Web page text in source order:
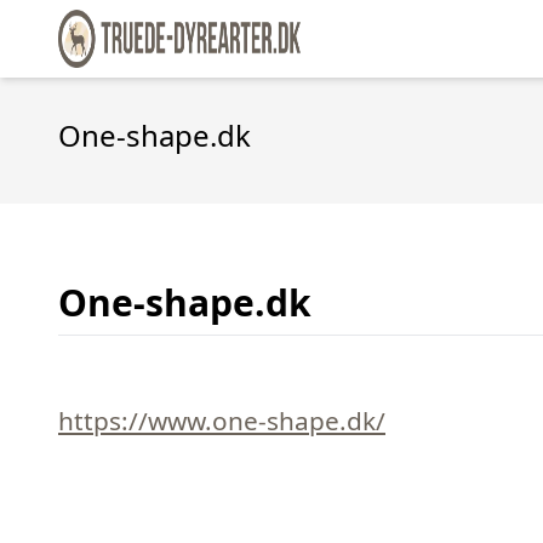
One-shape.dk
One-shape.dk
https://www.one-shape.dk/